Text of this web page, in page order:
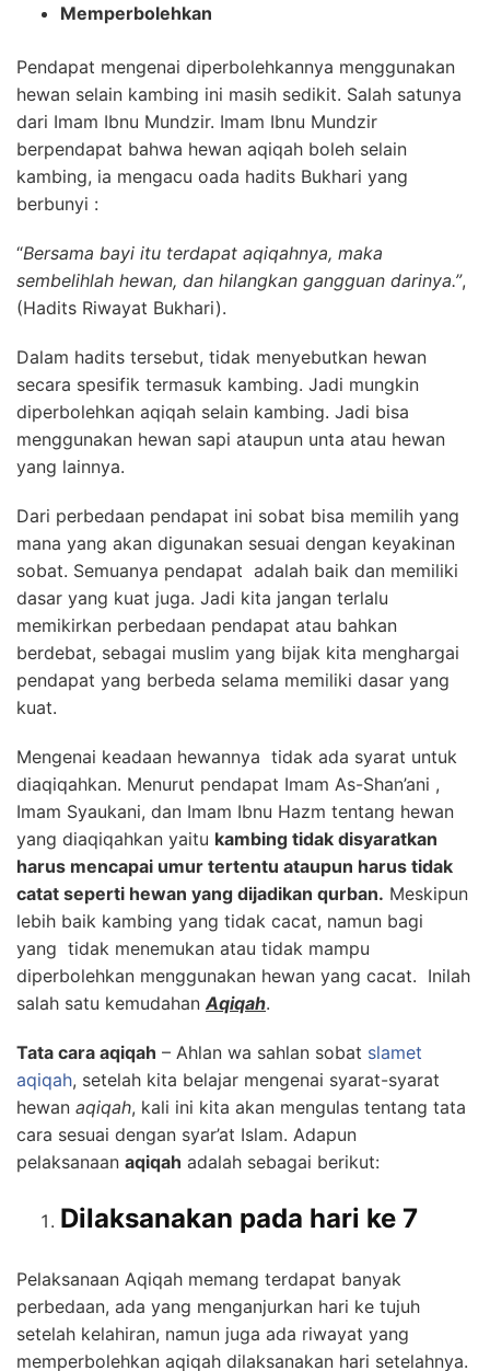
Memperbolehkan
Pendapat mengenai diperbolehkannya menggunakan
hewan selain kambing ini masih sedikit. Salah satunya
dari Imam Ibnu Mundzir. Imam Ibnu Mundzir
berpendapat bahwa hewan aqiqah boleh selain
kambing, ia mengacu oada hadits Bukhari yang
berbunyi :
“Bersama bayi itu terdapat aqiqahnya, maka
sembelihlah hewan, dan hilangkan gangguan darinya.”,
(Hadits Riwayat Bukhari).
Dalam hadits tersebut, tidak menyebutkan hewan
secara spesifik termasuk kambing. Jadi mungkin
diperbolehkan aqiqah selain kambing. Jadi bisa
menggunakan hewan sapi ataupun unta atau hewan
yang lainnya.
Dari perbedaan pendapat ini sobat bisa memilih yang
mana yang akan digunakan sesuai dengan keyakinan
sobat. Semuanya pendapat adalah baik dan memiliki
dasar yang kuat juga. Jadi kita jangan terlalu
memikirkan perbedaan pendapat atau bahkan
berdebat, sebagai muslim yang bijak kita menghargai
pendapat yang berbeda selama memiliki dasar yang
kuat.
Mengenai keadaan hewannya tidak ada syarat untuk
diaqiqahkan. Menurut pendapat Imam As-Shan’ani ,
Imam Syaukani, dan Imam Ibnu Hazm tentang hewan
yang diaqiqahkan yaitu kambing tidak disyaratkan
harus mencapai umur tertentu ataupun harus tidak
catat seperti hewan yang dijadikan qurban. Meskipun
lebih baik kambing yang tidak cacat, namun bagi
yang tidak menemukan atau tidak mampu
diperbolehkan menggunakan hewan yang cacat. Inilah
salah satu kemudahan Aqiqah.
Tata cara aqiqah – Ahlan wa sahlan sobat slamet
aqiqah, setelah kita belajar mengenai syarat-syarat
hewan aqiqah, kali ini kita akan mengulas tentang tata
cara sesuai dengan syar’at Islam. Adapun
pelaksanaan aqiqah adalah sebagai berikut:
Dilaksanakan pada hari ke 7
Pelaksanaan Aqiqah memang terdapat banyak
perbedaan, ada yang menganjurkan hari ke tujuh
setelah kelahiran, namun juga ada riwayat yang
memperbolehkan aqiqah dilaksanakan hari setelahnya.